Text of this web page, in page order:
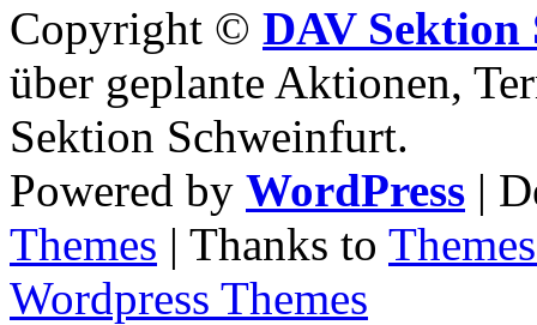
Copyright © DAV
über geplante Aktionen,
Sektion Schweinfurt.
Powered by WordPress |
Themes | Thanks to
Wordpress Themes